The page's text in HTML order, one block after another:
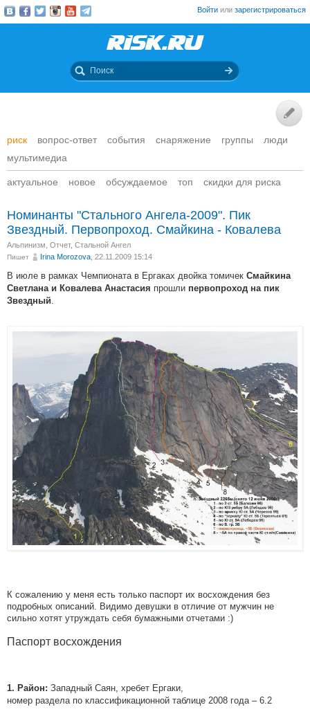
Войти или зарегистрироваться
риск вопрос-ответ события снаряжение группы
люди
мультимедиа
актуальное новое обсуждаемое топ скидки для риска
Номинанты "Стального Ангела-2009". Пик
Звездный. Первопроход. Смайкина - Ковалева
Альпинизм Отчет, Стальной Ангел
Пишет Irina Morozova , 22.11.2009 15:14
В июле в рамках Чемпионата в Ергаках двойка томичек Смайкина
Светлана и Ковалева Анастасия прошли первопроход на пик
Звездный.
К сожалению у меня есть только паспорт их восхождения без
подробных описаний. Видимо девушки в отличие от мужчин не
сильно хотят утруждать себя бумажными отчетами :)
Паспорт восхождения
1. Район: Западный Саян, хребет Ергаки,
номер раздела по классификационной таблице 2008 года – 6.2